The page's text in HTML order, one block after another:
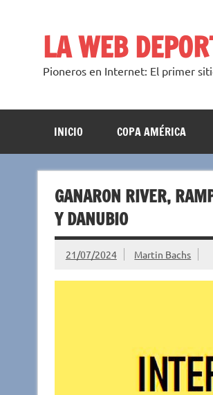
LA WEB
Pioneros en Internet: El primer
INICIO COPA AMÉRICA
GANARON RIVER,
Y DANUBIO
21/07/2024 Martin Bachs